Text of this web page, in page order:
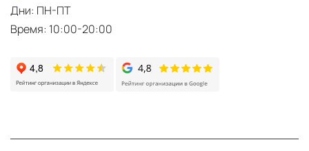
Дни: ПН-ПТ
Время: 10:00-20:00